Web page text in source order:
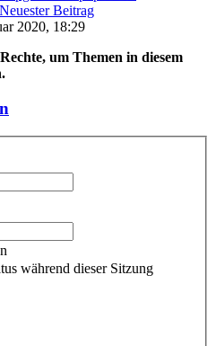
Neuester Beitrag
2020, 18:29
um Themen in diesem
während dieser Sitzung